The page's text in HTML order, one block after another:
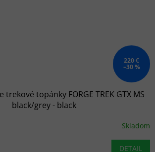
220 €
–30 %
trekové topánky FORGE TREK GTX MS
black/grey - black
Skladom
DETAIL